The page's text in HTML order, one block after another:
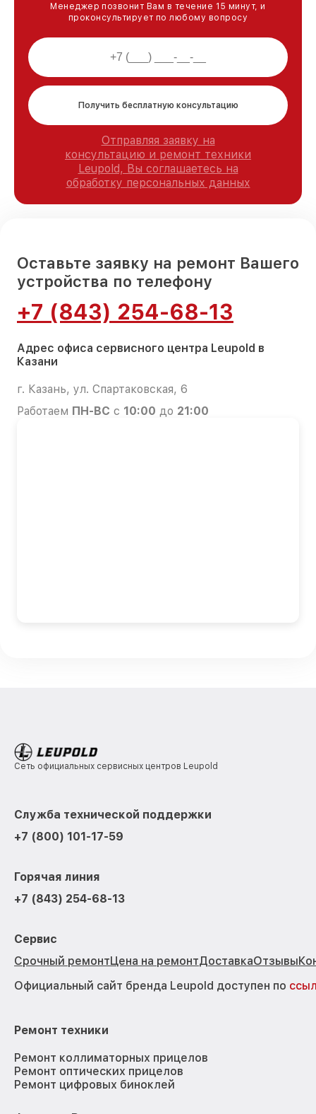
Менеджер позвонит Вам в течение 15 минут, и
проконсультирует по любому вопросу
Получить бесплатную консультацию
Отправляя заявку на
консультацию и ремонт техники
Leupold, Вы соглашаетесь на
обработку персональных данных
Оставьте заявку на ремонт Вашего
устройства по телефону
+7 (843) 254-68-13
Адрес офиса сервисного центра Leupold в
Казани
г. Казань, ул. Спартаковская, 6
Работаем ПН-ВС с 10:00 до 21:00
Сеть официальных сервисных центров Leupold
Служба технической поддержки
+7 (800) 101-17-59
Горячая линия
+7 (843) 254-68-13
Сервис
Срочный ремонтЦена на ремонтДоставкаОтзывы
Официальный сайт бренда Leupold доступен по
Ремонт техники
Ремонт коллиматорных прицелов
Ремонт оптических прицелов
Ремонт цифровых биноклей